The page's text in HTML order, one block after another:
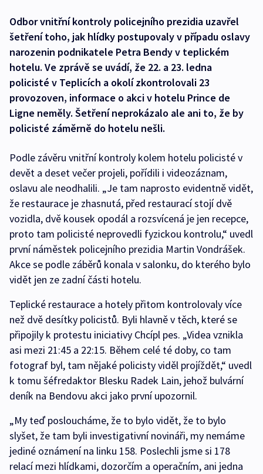
Odbor vnitřní kontroly policejního prezidia uzavřel
šetření toho, jak hlídky postupovaly v případu oslavy
narozenin podnikatele Petra Bendy v teplickém
hotelu. Ve zprávě se uvádí, že 22. a 23. ledna
policisté v Teplicích a okolí zkontrolovali 23
provozoven, informace o akci v hotelu Prince de
Ligne neměly. Šetření neprokázalo ale ani to, že by
policisté záměrně do hotelu nešli.
Podle závěru vnitřní kontroly kolem hotelu policisté v
devět a deset večer projeli, pořídili i videozáznam,
oslavu ale neodhalili. „Je tam naprosto evidentně vidět,
že restaurace je zhasnutá, před restaurací stojí dvě
vozidla, dvě kousek opodál a rozsvícená je jen recepce,
proto tam policisté neprovedli fyzickou kontrolu,“ uvedl
první náměstek policejního prezidia Martin Vondrášek.
Akce se podle záběrů konala v salonku, do kterého bylo
vidět jen ze zadní části hotelu.
Teplické restaurace a hotely přitom kontrolovaly více
než dvě desítky policistů. Byli hlavně v těch, které se
připojily k protestu iniciativy Chcípl pes. „Videa vznikla
asi mezi 21:45 a 22:15. Během celé té doby, co tam
fotograf byl, tam nějaké policisty viděl projíždět,“ uvedl
k tomu šéfredaktor Blesku Radek Lain, jehož bulvární
deník na Bendovu akci jako první upozornil.
„My teď posloucháme, že to bylo vidět, že to bylo
slyšet, že tam byli investigativní novináři, my nemáme
jediné oznámení na linku 158. Poslechli jsme si 178
relací mezi hlídkami, dozorčím a operačním, ani jedna